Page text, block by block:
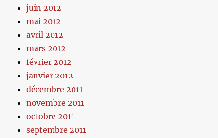
juin 2012
mai 2012
avril 2012
mars 2012
février 2012
janvier 2012
décembre 2011
novembre 2011
octobre 2011
septembre 2011